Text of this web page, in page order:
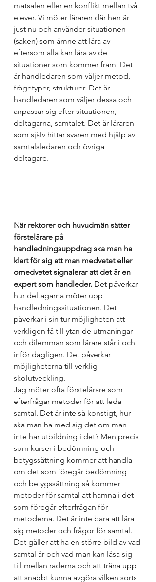
matsalen eller en konflikt mellan två
elever. Vi möter läraren där hen är
just nu och använder situationen
(saken) som ämne att lära av
eftersom alla kan lära av de
situationer som kommer fram. Det
är handledaren som väljer metod,
frågetyper, strukturer. Det är
handledaren som väljer dessa och
anpassar sig efter situationen,
deltagarna, samtalet. Det är läraren
som själv hittar svaren med hjälp av
samtalsledaren och övriga
deltagare.
När rektorer och huvudmän sätter
förstelärare på
handledningsuppdrag ska man ha
klart för sig att man medvetet eller
omedvetet signalerar att det är en
expert som handleder. Det påverkar
hur deltagarna möter upp
handledningssituationen. Det
påverkar i sin tur möjligheten att
verkligen få till ytan de utmaningar
och dilemman som lärare står i och
inför dagligen. Det påverkar
möjligheterna till verklig
skolutveckling.
Jag möter ofta förstelärare som
efterfrågar metoder för att leda
samtal. Det är inte så konstigt, hur
ska man ha med sig det om man
inte har utbildning i det? Men precis
som kurser i bedömning och
betygssättning kommer att handla
om det som föregår bedömning
och betygssättning så kommer
metoder för samtal att hamna i det
som föregår efterfrågan för
metoderna. Det är inte bara att lära
sig metoder och frågor för samtal.
Det gäller att ha en större bild av vad
samtal är och vad man kan läsa sig
till mellan raderna och att träna upp
att snabbt kunna avgöra vilken sorts